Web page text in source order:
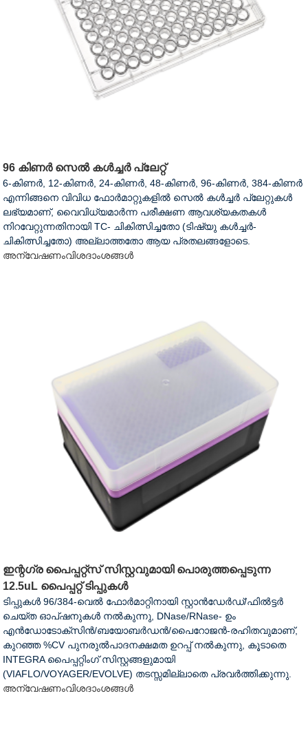
96 കിണർ സെൽ കൾച്ചർ പ്ലേറ്റ്
6-കിണർ, 12-കിണർ, 24-കിണർ, 48-കിണർ, 96-കിണർ, 384-കിണർ
എന്നിങ്ങനെ വിവിധ ഫോർമാറ്റുകളിൽ സെൽ കൾച്ചർ പ്ലേറ്റുകൾ
ലഭ്യമാണ്, വൈവിധ്യമാർന്ന പരീക്ഷണ ആവശ്യകതകൾ
നിറവേറ്റുന്നതിനായി TC- ചികിത്സിച്ചതോ (ടിഷ്യു കൾച്ചർ-
ചികിത്സിച്ചതോ) അല്ലാത്തതോ ആയ പ്രതലങ്ങളോടെ.
അന്വേഷണംവിശദാംശങ്ങൾ
ഇന്റഗ്ര പൈപ്പറ്റ്സ് സിസ്റ്റവുമായി പൊരുത്തപ്പെടുന്ന
12.5uL പൈപ്പറ്റ് ടിപ്പുകൾ
ടിപ്പുകൾ 96/384-വെൽ ഫോർമാറ്റിനായി സ്റ്റാൻഡേർഡ്/ഫിൽട്ടർ
ചെയ്ത ഓപ്ഷനുകൾ നൽകുന്നു, DNase/RNase- ഉം
എൻഡോടോക്സിൻ/ബയോബർഡൻ/പൈറോജൻ-രഹിതവുമാണ്,
കുറഞ്ഞ %CV പുനരുൽപാദനക്ഷമത ഉറപ്പ് നൽകുന്നു, കൂടാതെ
INTEGRA പൈപ്പറ്റിംഗ് സിസ്റ്റങ്ങളുമായി
(VIAFLO/VOYAGER/EVOLVE) തടസ്സമില്ലാതെ പ്രവർത്തിക്കുന്നു.
അന്വേഷണംവിശദാംശങ്ങൾ